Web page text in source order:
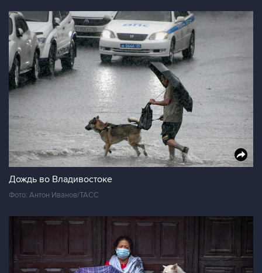
Дождь во Владивостоке
Фото: Антон Иванов/ТАСС